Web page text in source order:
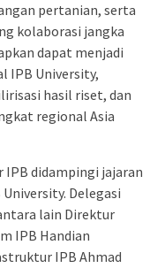
pertanian, serta
kolaborasi jangka
dapat menjadi
IPB University,
hasil riset, dan
regional Asia
didampingi jajaran
Delegasi
lain Direktur
IPB Handian
IPB Ahmad